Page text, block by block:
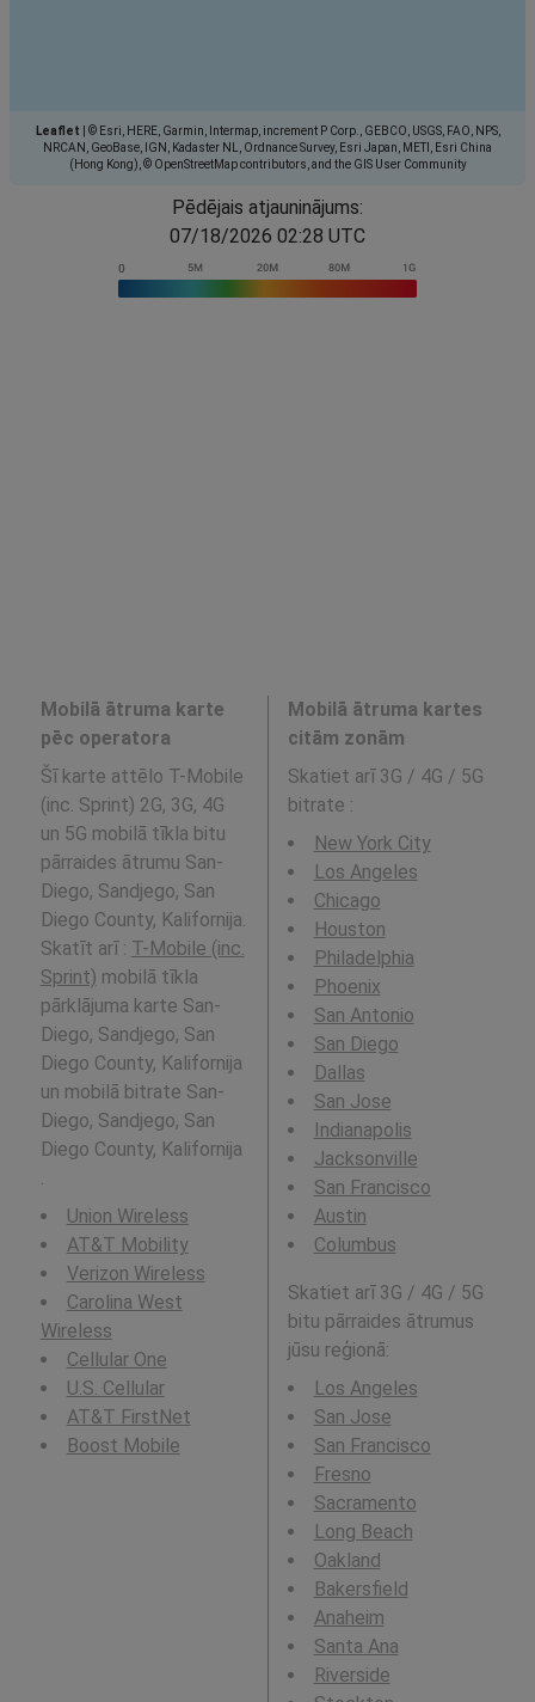
Leaflet
© Esri, HERE, Garmin, Intermap, increment P Corp., GEBCO, USGS, FAO, NPS,
NRCAN, GeoBase, IGN, Kadaster NL, Ordnance Survey, Esri Japan, METI, Esri China
(Hong Kong), © OpenStreetMap contributors, and the GIS User Community
Pēdējais atjauninājums:
07/18/2026 02:28 UTC
Mobilā ātruma karte
pēc operatora
Šī karte attēlo T-Mobile
(inc. Sprint) 2G, 3G, 4G
un 5G mobilā tīkla bitu
pārraides ātrumu San-
Diego, Sandjego, San
Diego County, Kalifornija.
Skatīt arī : T-Mobile (inc.
Sprint) mobilā tīkla
pārklājuma karte San-
Diego, Sandjego, San
Diego County, Kalifornija
un mobilā bitrate San-
Diego, Sandjego, San
Diego County, Kalifornija
.
Union Wireless
AT&T Mobility
Verizon Wireless
Carolina West
Wireless
Cellular One
U.S. Cellular
AT&T FirstNet
Boost Mobile
Mobilā ātruma kartes
citām zonām
Skatiet arī 3G / 4G / 5G
bitrate :
New York City
Los Angeles
Chicago
Houston
Philadelphia
Phoenix
San Antonio
San Diego
Dallas
San Jose
Indianapolis
Jacksonville
San Francisco
Austin
Columbus
Skatiet arī 3G / 4G / 5G
bitu pārraides ātrumus
jūsu reģionā:
Los Angeles
San Jose
San Francisco
Fresno
Sacramento
Long Beach
Oakland
Bakersfield
Anaheim
Santa Ana
Riverside